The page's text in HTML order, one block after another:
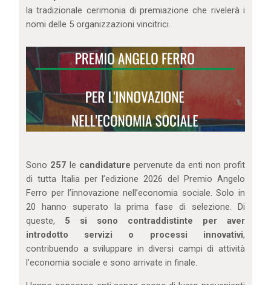
la tradizionale cerimonia di premiazione che rivelerà i
nomi delle 5 organizzazioni vincitrici.
Sono 257 le candidature pervenute da enti non profit
di tutta Italia per l’edizione 2026 del Premio Angelo
Ferro per l’innovazione nell’economia sociale. Solo in
20 hanno superato la prima fase di selezione. Di
queste, 5 si sono contraddistinte per aver
introdotto servizi o processi innovativi,
contribuendo a sviluppare in diversi campi di attività
l’economia sociale e sono arrivate in finale.